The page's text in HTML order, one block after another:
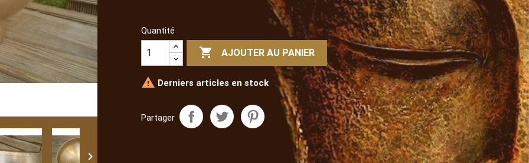

Quantité
 AJOUTER AU PANIER
 Derniers articles en stock
Partager